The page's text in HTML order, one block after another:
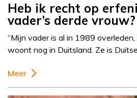
Heb ik recht op
vader’s derde vrouw?
“Mijn vader is al in 1989
woont nog in Duitsland. Ze is
Meer